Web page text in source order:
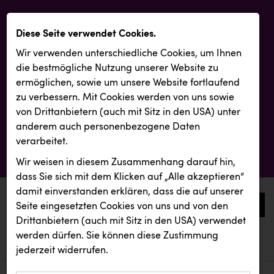
0
aktuelle aussendungen
aktuelle aussendungen
Diese Seite verwendet Cookies.
Wir verwenden unterschiedliche Cookies, um Ihnen
die best­mögliche Nutzung unserer Website zu
ermöglichen, sowie um unsere Website fortlaufend
zu verbessern. Mit Cookies werden von uns sowie
von Drittanbietern (auch mit Sitz in den USA) unter
anderem auch personenbezogene Daten
verarbeitet.
Wir weisen in diesem Zusammenhang darauf hin,
dass Sie sich mit dem Klicken auf „Alle akzeptieren“
damit ein­ver­standen erklären, dass die auf unserer
Seite eingesetzten Cookies von uns und von den
Drittanbietern (auch mit Sitz in den USA) verwendet
werden dürfen. Sie können diese Zustimmung
jederzeit widerrufen.